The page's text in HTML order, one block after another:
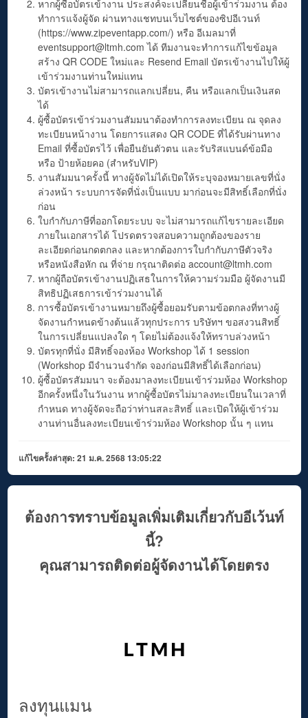
หากผู้ซื้อบัตรเข้างาน ประสงค์จะเปลี่ยนชื่อผู้เข้าร่วมงาน ต้อง
ทำการแจ้งผู้จัด ผ่านทางแชทบนเว็บไซต์ของซิปอีเวนท์
(https://www.zipeventapp.com/) หรือ อีเมลมาที่
eventsupport@ltmh.com ได้ ทีมงานจะทำการแก้ไขข้อมูล
สร้าง QR CODE ใหม่และ Resend Email บัตรเข้างานไปให้ผู้
เข้าร่วมงานท่านใหม่แทน
บัตรเข้างานไม่สามารถแลกเปลี่ยน, คืน หรือแลกเป็นเงินสด
ได้
ผู้ซื้อบัตรเข้าร่วมงานสัมมนาต้องทำการลงทะเบียน ณ จุดลง
ทะเบียนหน้างาน โดยการแสดง QR CODE ที่ได้รับผ่านทาง
Email ที่ซื้อบัตรไว้ เพื่อยืนยันตัวตน และรับริสแบนด์ข้อมือ
หรือ ป้ายห้อยคอ (สำหรับVIP)
งานสัมมนาครั้งนี้ ทางผู้จัดไม่ได้เปิดให้ระบุจองหมายเลขที่นั่ง
ล่วงหน้า ระบบการจัดที่นั่งเป็นแบบ มาก่อนจะมีสิทธิ์เลือกที่นั่ง
ก่อน
ใบกำกับภาษีที่ออกโดยระบบ จะไม่สามารถแก้ไขรายละเอียด
ภายในเอกสารได้ โปรดตรวจสอบความถูกต้องของราย
ละเอียดก่อนกดตกลง และหากต้องการใบกำกับภาษีตัวจริง
หรือหนังสือหัก ณ ที่จ่าย กรุณาติดต่อ account@ltmh.com
หากผู้ถือบัตรเข้างานปฏิเสธในการให้ความร่วมมือ ผู้จัดงานมี
สิทธิปฏิเสธการเข้าร่วมงานได้
การซื้อบัตรเข้างานหมายถึงผู้ซื้อยอมรับตามข้อตกลงที่ทางผู้
จัดงานกำหนดข้างต้นแล้วทุกประการ บริษัทฯ ขอสงวนสิทธิ์
ในการเปลี่ยนแปลงใด ๆ โดยไม่ต้องแจ้งให้ทราบล่วงหน้า
บัตรทุกที่นั่ง มีสิทธิ์จองห้อง Workshop ได้ 1 session
(Workshop มีจำนวนจำกัด จองก่อนมีสิทธิ์ได้เลือกก่อน)
ผู้ซื้อบัตรสัมมนา จะต้องมาลงทะเบียนเข้าร่วมห้อง Workshop
อีกครั้งหนึ่งในวันงาน หากผู้ซื้อบัตรไม่มาลงทะเบียนในเวลาที่
กำหนด ทางผู้จัดจะถือว่าท่านสละสิทธิ์ และเปิดให้ผู้เข้าร่วม
งานท่านอื่นลงทะเบียนเข้าร่วมห้อง Workshop นั้น ๆ แทน
แก้ไขครั้งล่าสุด: 21 ม.ค. 2568 13:05:22
ต้องการทราบข้อมูลเพิ่มเติมเกี่ยวกับอีเว้นท์
นี้?
คุณสามารถติดต่อผู้จัดงานได้โดยตรง
ลงทุนแมน